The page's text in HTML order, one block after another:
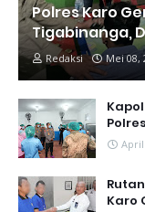
Polres Karo
Tigabinanga,
Redaksi Mei 08,
April
Karo